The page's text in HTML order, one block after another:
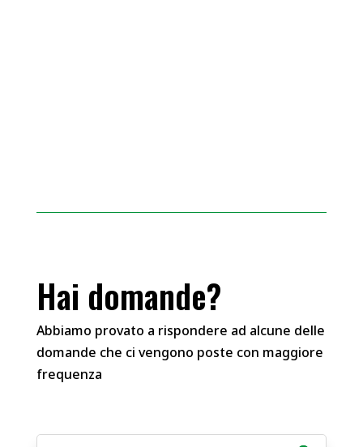
Hai domande?
Abbiamo provato a rispondere ad alcune delle
domande che ci vengono poste con maggiore
frequenza